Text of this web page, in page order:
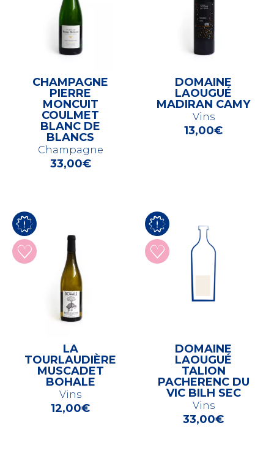
CHAMPAGNE
PIERRE
MONCUIT
COULMET
BLANC DE
BLANCS
Champagne
33,00€
DOMAINE
LAOUGUÉ
MADIRAN CAMY
Vins
13,00€
LA
TOURLAUDIÈRE
MUSCADET
BOHALE
Vins
12,00€
DOMAINE
LAOUGUÉ
TALION
PACHERENC DU
VIC BILH SEC
Vins
33,00€